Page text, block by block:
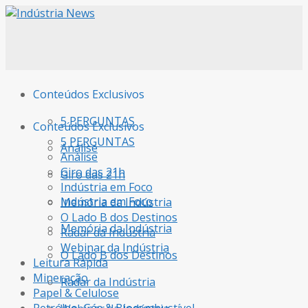
Conteúdos Exclusivos
5 PERGUNTAS
Análise
Giro das 21h
Indústria em Foco
Memória da Indústria
O Lado B dos Destinos
Radar da Indústria
Conteúdos Exclusivos
5 PERGUNTAS
Análise
Giro das 21h
Indústria em Foco
Memória da Indústria
O Lado B dos Destinos
Radar da Indústria
Webinar da Indústria
Leitura Rápida
Mineração
Papel & Celulose